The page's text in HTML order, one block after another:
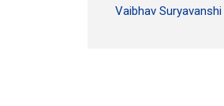
Vaibhav Suryavanshi